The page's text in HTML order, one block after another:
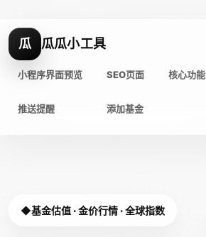
瓜 瓜瓜小工具
小程序界面预览 SEO页面 核心功能
推送提醒 添加基金
基金估值 · 金价行情 · 全球指数